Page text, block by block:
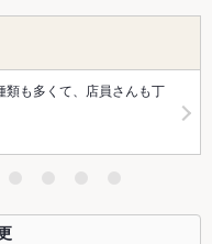
類も多くて、店員さんも丁